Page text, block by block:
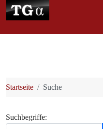
Startseite Suche
Suchformular
Suchbegriffe: